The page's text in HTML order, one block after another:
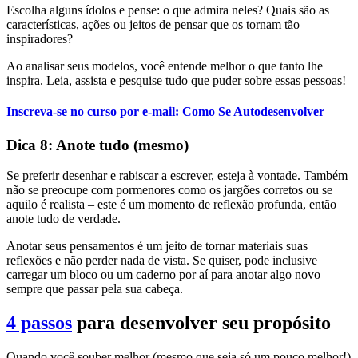
Escolha alguns ídolos e pense: o que admira neles? Quais são as
características, ações ou jeitos de pensar que os tornam tão
inspiradores?
Ao analisar seus modelos, você entende melhor o que tanto lhe
inspira. Leia, assista e pesquise tudo que puder sobre essas pessoas!
Inscreva-se no curso por e-mail: Como Se Autodesenvolver
Dica 8: Anote tudo (mesmo)
Se preferir desenhar e rabiscar a escrever, esteja à vontade. Também
não se preocupe com pormenores como os jargões corretos ou se
aquilo é realista – este é um momento de reflexão profunda, então
anote tudo de verdade.
Anotar seus pensamentos é um jeito de tornar materiais suas
reflexões e não perder nada de vista. Se quiser, pode inclusive
carregar um bloco ou um caderno por aí para anotar algo novo
sempre que passar pela sua cabeça.
4 passos para desenvolver seu propósito